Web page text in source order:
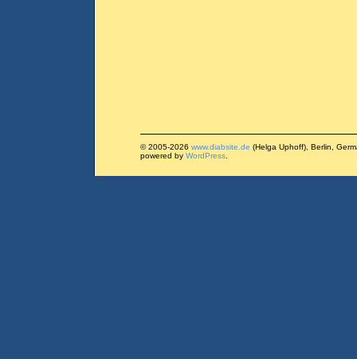
© 2005-2026 www.diabsite.de (Helga Uphoff), Berlin,
powered by WordPress.